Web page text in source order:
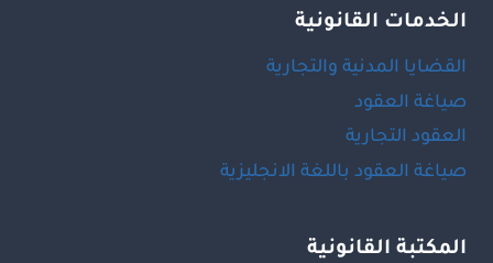
الخدمات القانونية
القضايا المدنية والتجارية
صياغة العقود
العقود التجارية
صياغة العقود باللغة الانجليزية
المكتبة القانونية